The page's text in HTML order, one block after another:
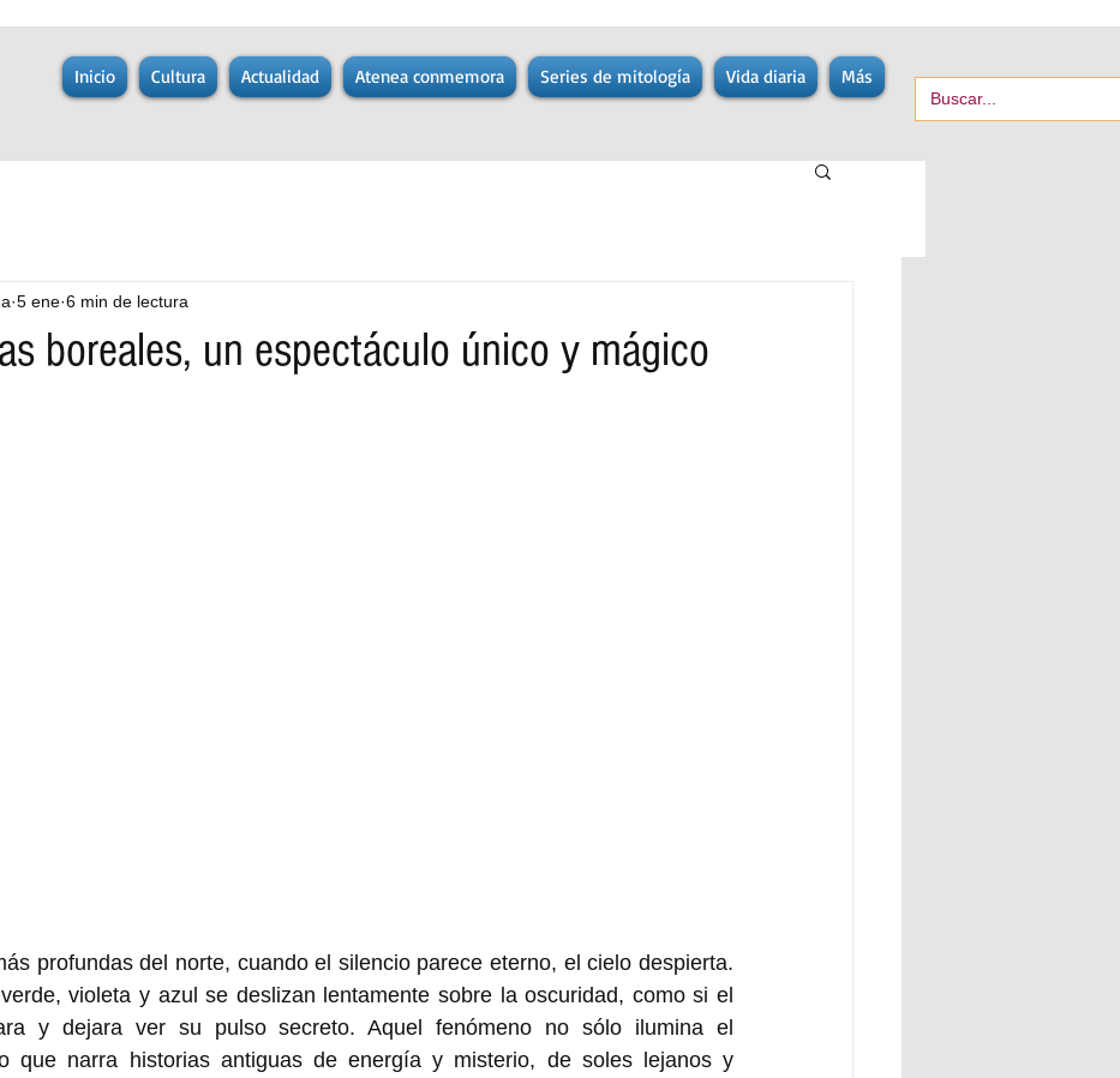
Inicio Cultura Actualidad Atenea conmemora Series de mitología Vida diaria Más
boreales, un espectáculo único y mágico
5 ene 6 min de lectura
profundas del norte, cuando el silencio parece eterno, el cielo despierta.
violeta y azul se deslizan lentamente sobre la oscuridad, como si el
y dejara ver su pulso secreto. Aquel fenómeno no sólo ilumina el
que narra historias antiguas de energía y misterio, de soles lejanos y